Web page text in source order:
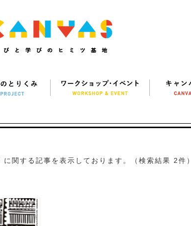
に関する記事を表示しております。（検索結果 2件）